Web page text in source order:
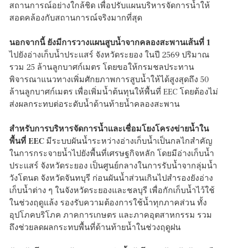
สถานการณ์อย่างใกล้ชิด เพื่อปรับแผนบริหารจัดการน้ำให้
สอดคล้องกับสถานการณ์จริงมากที่สุด
นอกจากนี้ ยังมีการวางแผนสูบน้ำจากคลองสะพานเส้นที่ 1
ไปยังอ่างเก็บน้ำประแสร์ จังหวัดระยอง ในปี 2569 ปริมาณ
รวม 25 ล้านลูกบาศก์เมตร โดยขอให้กรมชลประทาน
พิจารณาแนวทางเพิ่มศักยภาพการสูบน้ำให้ได้สูงสุดถึง 50
ล้านลูกบาศก์เมตร เพื่อเพิ่มน้ำต้นทุนให้พื้นที่ EEC โดยต้องไม่
ส่งผลกระทบต่อระดับน้ำด้านท้ายน้ำคลองสะพาน
สำหรับการบริหารจัดการน้ำและเชื่อมโยงโครงข่ายน้ำใน
พื้นที่ EEC มีระบบผันน้ำระหว่างอ่างเก็บน้ำเป็นกลไกสำคัญ
ในการกระจายน้ำไปยังพื้นที่เศรษฐกิจหลัก โดยมีอ่างเก็บน้ำ
ประแสร์ จังหวัดระยอง เป็นศูนย์กลางในการรับน้ำจากลุ่มน้ำ
วังโตนด จังหวัดจันทบุรี ก่อนผันน้ำส่วนเกินไปสำรองยังอ่าง
เก็บน้ำต่าง ๆ ในจังหวัดระยองและชลบุรี เพื่อกักเก็บน้ำไว้ใช้
ในช่วงฤดูแล้ง รองรับความต้องการใช้น้ำทุกภาคส่วน ทั้ง
อุปโภคบริโภค ภาคการเกษตร และภาคอุตสาหกรรม รวม
ถึงช่วยลดผลกระทบพื้นที่ด้านท้ายน้ำในช่วงฤดูฝน